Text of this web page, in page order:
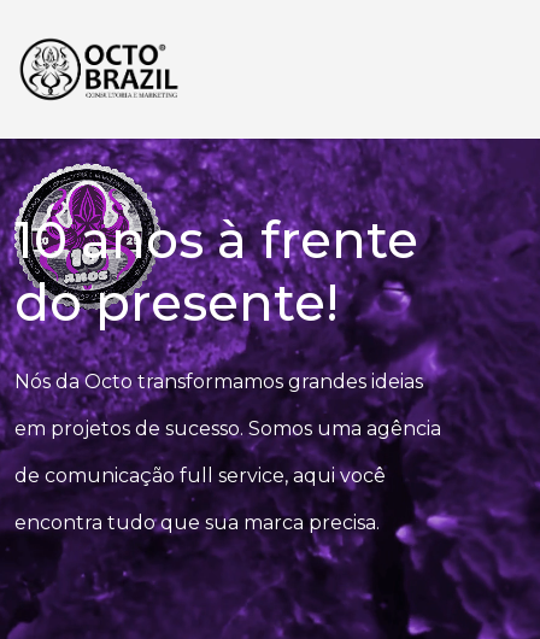
HOME
SERVIÇOS
AUDIOVISUAL
CONTATO
10 anos à frente
do presente!
Nós da Octo transformamos grandes ideias
em projetos de sucesso. Somos uma agência
de comunicação full service, aqui você
encontra tudo que sua marca precisa.